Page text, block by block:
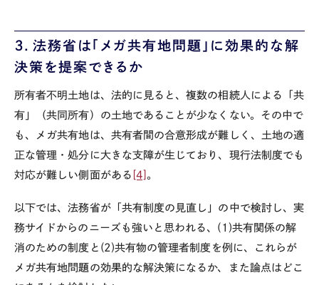
３．法務省は「メガ共有地問題」に効果的な解
決策を提案できるか
所有者不明土地は、法的に見ると、複数の相続人による「共
有」（共同所有）の土地であることが少なくない。その中で
も、メガ共有地は、共有者間の合意形成が難しく、土地の適
正な管理・処分に大きな支障が生じており、現行法制度でも
対応が難しい側面がある [4] 。
以下では、法務省が「共有制度の見直し」の中で検討し、実
務サイドからのニーズも強いと思われる、 (1)共有関係の解
消のための制度と (2)共有物の管理者制度を例に、これらが
メガ共有地問題の効果的な解決策になるか、また論点はどこ